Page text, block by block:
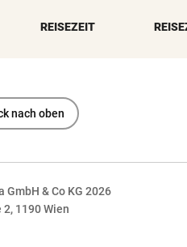
REISEZEIT
nach oben
& Co KG 2026
1190 Wien